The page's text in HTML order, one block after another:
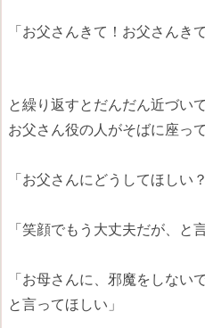
「お父さんきて！お父さんき
と繰り返すとだんだん近づい
お父さん役の人がそばに座って
「お父さんにどうしてほしい
「笑顔でもう大丈夫だが、と
「お母さんに、邪魔をしない
と言ってほしい」